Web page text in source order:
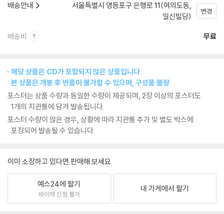
배송안내
서울특별시 영등포구 은행로 11(여의도동,
일신빌딩)
변경
배송비 무료
해당 상품은 CD가 포함되지 않은 상품입니다.
본 상품은 개봉 후 반품이 불가할 수 있으며, 구성품 불량
포스터는 상품 수량과 동일한 수량이 제공되며, 2장 이상의 포스터도
1개의 지관통에 담겨 발송됩니다.
포스터 수량이 많은 경우, 상황에 따라 지관통 추가 및 별도 박스에
포장되어 발송될 수 있습니다.
이미 소장하고 있다면 판매해 보세요.
예스24에 팔기
바이백 신청 불가
내 가게에서 팔기